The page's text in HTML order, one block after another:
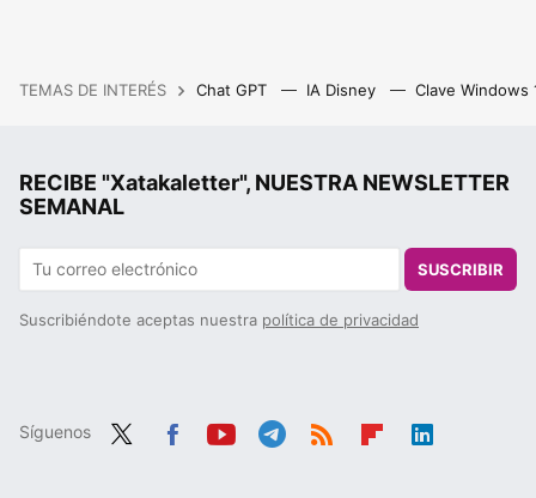
TEMAS DE INTERÉS Chat GPT IA Disney Clave Windows
RECIBE "Xatakaletter", NUESTRA NEWSLETTER
SEMANAL
SUSCRIBIR
Suscribiéndote aceptas nuestra política de privacidad
Síguenos